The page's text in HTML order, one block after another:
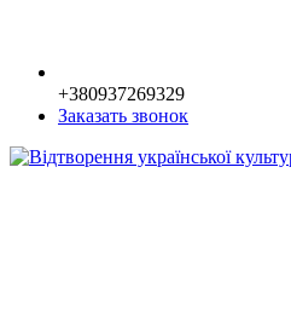
+380937269329
Заказать звонок